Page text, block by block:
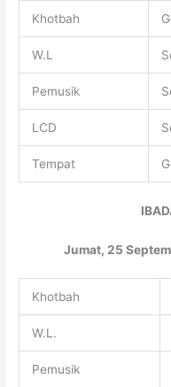
Khotbah
W.L
Pemusik
LCD
Tempat
Jumat, 25
Khotbah
W.L.
Pemusik